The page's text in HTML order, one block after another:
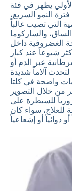
يظهر في فئة
النمو السريع،
التي تصيب غالباً
والساركوما
الغضروفية داخل
شيوعاً عند كبار
عبر الدم أو
لتحدث آلاماً شديدة
واضحة في كلتا
من خلال التصوير
للسيطرة على
سواء كان